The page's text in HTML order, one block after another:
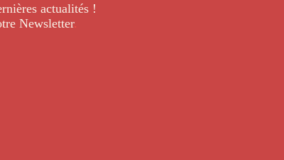
actualités !
Newsletter.